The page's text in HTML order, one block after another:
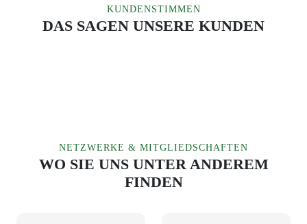
KUNDENSTIMMEN
DAS SAGEN UNSERE KUNDEN
NETZWERKE & MITGLIEDSCHAFTEN
WO SIE UNS UNTER ANDEREM
FINDEN